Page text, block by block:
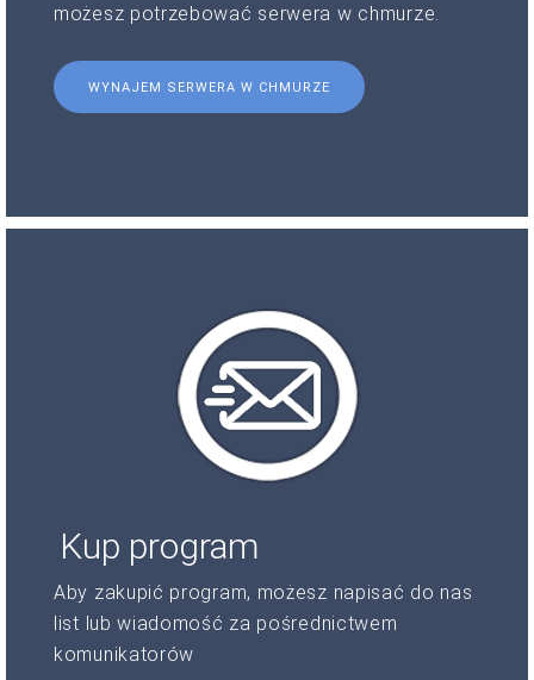
możesz potrzebować serwera w chmurze.
WYNAJEM SERWERA W CHMURZE
Kup program
Aby zakupić program, możesz napisać do nas
list lub wiadomość za pośrednictwem
komunikatorów